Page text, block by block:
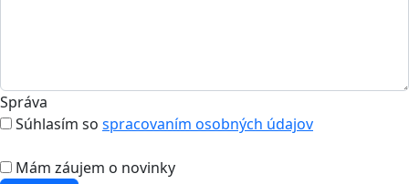
Správa
Súhlasím so spracovaním osobných údajov
Mám záujem o novinky